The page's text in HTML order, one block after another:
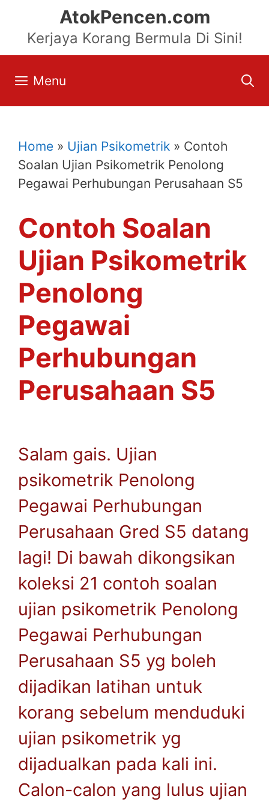
content
AtokPencen.com
Kerjaya Korang Bermula Di Sini!
Menu
Home » Ujian Psikometrik » Contoh
Soalan Ujian Psikometrik Penolong
Pegawai Perhubungan Perusahaan S5
Contoh Soalan
Ujian Psikometrik
Penolong
Pegawai
Perhubungan
Perusahaan S5
Salam gais. Ujian
psikometrik Penolong
Pegawai Perhubungan
Perusahaan Gred S5 datang
lagi! Di bawah dikongsikan
koleksi 21 contoh soalan
ujian psikometrik Penolong
Pegawai Perhubungan
Perusahaan S5 yg boleh
dijadikan latihan untuk
korang sebelum menduduki
ujian psikometrik yg
dijadualkan pada kali ini.
Calon-calon yang lulus ujian